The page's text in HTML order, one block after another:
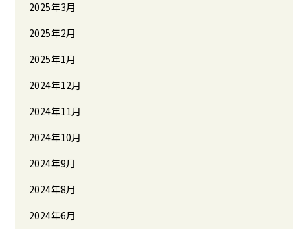
2025年3月
2025年2月
2025年1月
2024年12月
2024年11月
2024年10月
2024年9月
2024年8月
2024年6月